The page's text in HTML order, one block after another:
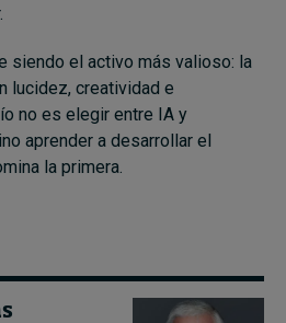
siendo el activo más valioso: la
lucidez, creatividad e
no es elegir entre IA y
aprender a desarrollar el
la primera.